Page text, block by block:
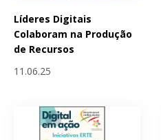
Líderes Digitais
Colaboram na Produção
de Recursos
11.06.25